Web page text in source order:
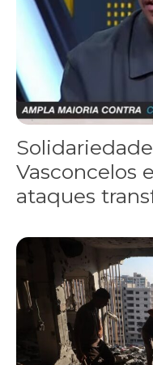
Vasconcelos
ataques
“Funeral para toda